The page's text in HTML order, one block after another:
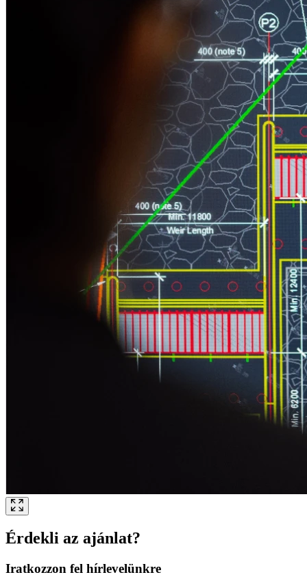
Érdekli az ajánlat?
Iratkozzon fel hírlevelünkre